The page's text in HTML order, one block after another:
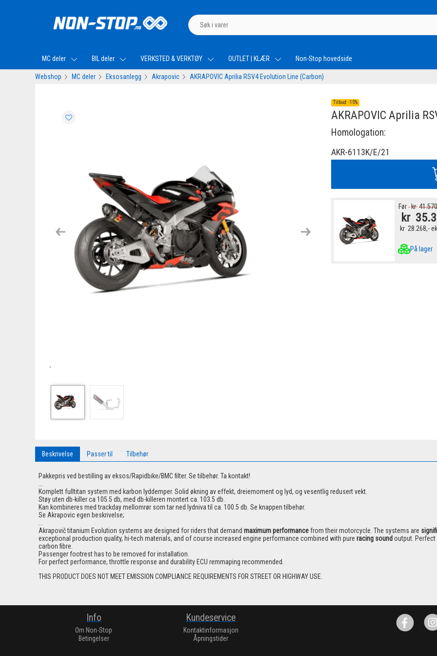
MC deler BIL deler VERKSTED & VERKTØY OUTLET | KLÆR Non-Stop hovedside
Webshop MC deler Eksosanlegg Akrapovic AKRAPOVIC Aprilia RSV4 Evolution Line (Carbon)
Previous Next
`
Tilbud:-15%
AKRAPOVIC Aprilia
Homologation:
AKR-6113K/E/21
Før kr
kr
kr 28.268,-
På lager
Beskrivelse Passer til Tilbehør
Pakkepris ved bestilling av eksos/Rapidbike/BMC filter. Se tilbehør. Ta kontakt!
...
Komplett fulltitan system med karbon lyddemper. Solid økning av effekt, dreiemoment og lyd, og vesentlig redusert vekt.
Støy uten db-killer ca 105.5 db, med db-killeren montert ca. 103.5 db.
Kan kombineres med trackday mellomrør som tar ned lydniva til ca. 100.5 db. Se knappen tilbehør.
Se Akrapovic egen beskrivelse;
...
Akrapovič titanium Evolution systems are designed for riders that demand maximum performancefrom their motorcycle. The systems are
exceptional production quality, hi-tech materials, and of course increased engine performance combined with pure racing sound output. Perfect
carbon fibre.
Passenger footrest has to be removed for installation.
For perfect performance, throttle response and durability ECU remmaping recommended.
THIS PRODUCT DOES NOT MEET EMISSION COMPLIANCE REQUIREMENTS FOR STREET OR HIGHWAY USE.
Info
Om Non-Stop
Betingelser
Kundeservice
Kontaktinformasjon
Åpningstider